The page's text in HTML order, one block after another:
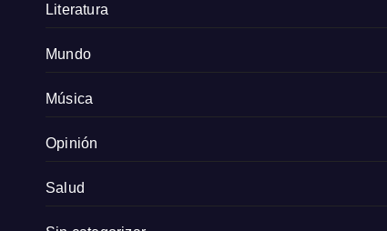
Literatura
Mundo
Música
Opinión
Salud